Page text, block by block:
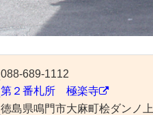
088-689-1112
第２番札所 極楽寺
徳島県鳴門市大麻町桧ダンノ上